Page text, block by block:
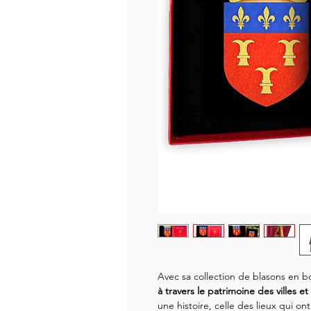
Avec sa collection de blasons en
à travers le patrimoine des villes et
une histoire, celle des lieux qui